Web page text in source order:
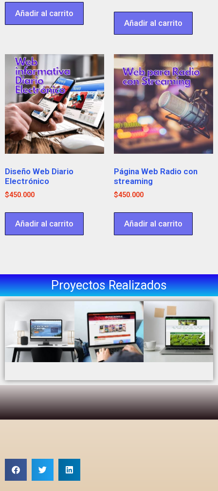
Añadir al carrito
Añadir al carrito
Diseño Web Diario
Electrónico
$450.000
Añadir al carrito
Página Web Radio con
streaming
$450.000
Añadir al carrito
Proyectos Realizados